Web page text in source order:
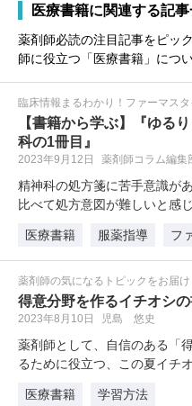
医療書籍に関連する記
薬剤師必読の注目記事をピッ
師に役立つ「医療書籍」につ
臨床情報まるわかり！ファーマスタ
【書籍から学ぶ】『ゆる
科の1冊目』
2023年9月12日 薬剤師コラム編集
精神科の処方箋に苦手意識が
比べて処方意図が難しいと感
医療書籍
服薬指導 フ
薬剤師の気になるトピックをお届
得意分野を作るイチオシ
2023年8月10日 児島 悠史
薬剤師として、自信のある「
るために役立つ、この夏イチ
医療書籍
学習方法